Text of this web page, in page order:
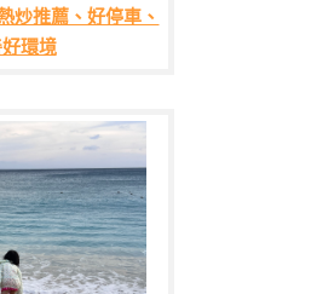
炒推薦、好停車、
環境